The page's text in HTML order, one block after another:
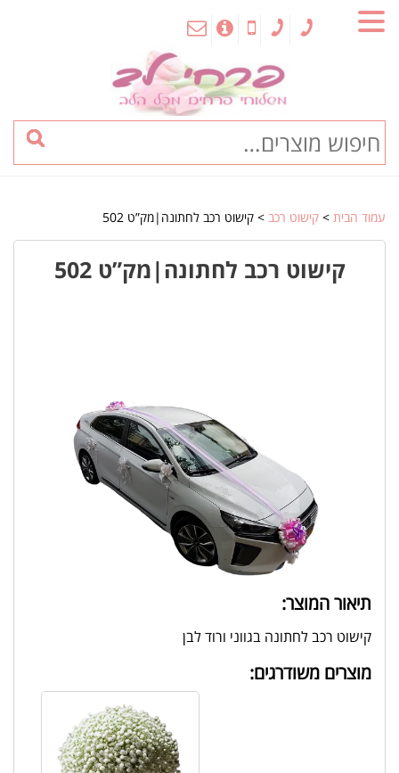
עמוד הבית > קישוט רכב > קישוט רכב לחתונה|מק”ט 502
קישוט רכב לחתונה|מק”ט 502
תיאור המוצר:
קישוט רכב לחתונה בגווני ורוד לבן
מוצרים משודרגים: